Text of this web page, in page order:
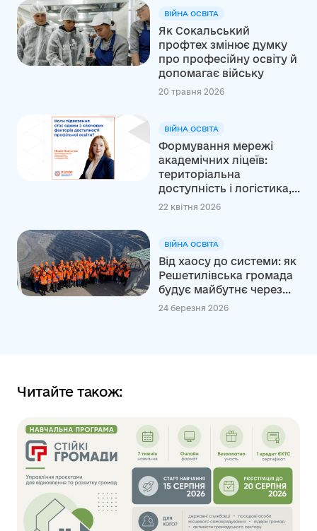
ВІЙНА ОСВІТА
Як Сокальський
профтех змінює думку
про професійну освіту й
допомагає війську
20 травня 2026
ВІЙНА ОСВІТА
Формування мережі
академічних ліцеїв:
територіальна
доступність і логістика,...
22 квітня 2026
ВІЙНА ОСВІТА
Від хаосу до системи: як
Решетилівська громада
будує майбутнє через...
24 березня 2026
Читайте також: